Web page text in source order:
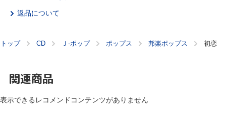
返品について
トップ CD Ｊ‐ポップ ポップス 邦楽ポップス 初恋
関連商品
表示できるレコメンドコンテンツがありません